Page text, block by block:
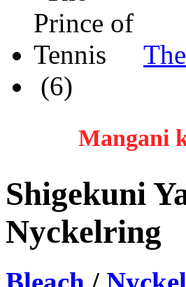
(6)
Mangani
Shigekuni
Nyckelring